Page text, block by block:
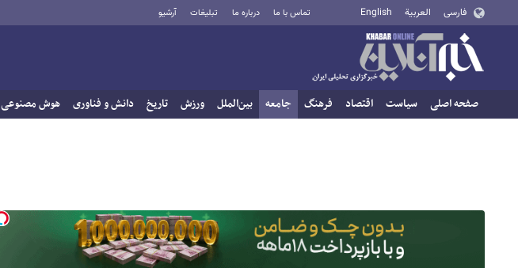
فارسی العربية English تماس با ما درباره ما تبلیغات آرشیو
صفحه اصلی سیاست اقتصاد فرهنگ جامعه بین‌الملل ورزش تاریخ دانش و فناوری هوش مصنوعی